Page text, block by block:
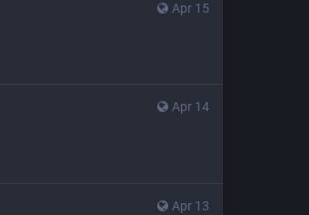
Apr 15
Apr 14
Apr 13